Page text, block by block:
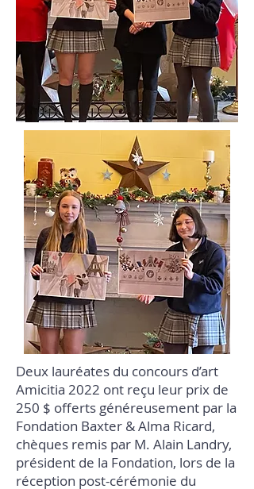
Deux lauréates du concours d’art
Amicitia 2022 ont reçu leur prix de
250 $ offerts généreusement par la
Fondation Baxter & Alma Ricard,
chèques remis par M. Alain Landry,
président de la Fondation, lors de la
réception post-cérémonie du